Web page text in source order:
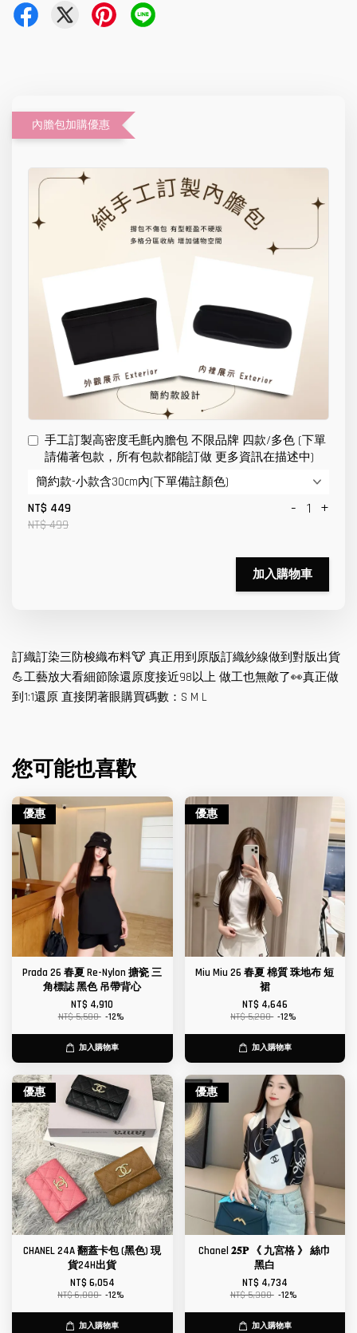
內膽包加購優惠
手工訂製高密度毛氈內膽包 不限品牌 四款/多色 (下單
請備著包款，所有包款都能訂做 更多資訊在描述中)
NT$ 449
NT$ 499
- +
加入購物車
訂織訂染三防梭織布料🐮 真正用到原版訂織紗線做到對版出貨
💪工藝放大看細節除還原度接近98以上 做工也無敵了👀真正做
到1:1還原 直接閉著眼購買碼數：S M L
您可能也喜歡
優惠
Prada 26 春夏 Re-Nylon 搪瓷 三
角標誌 黑色 吊帶背心
NT$ 4,910
NT$ 5,580 -12%
加入購物車
優惠
Miu Miu 26 春夏 棉質 珠地布 短
裙
NT$ 4,646
NT$ 5,280 -12%
加入購物車
優惠
CHANEL 24A 翻蓋卡包 (黑色) 現
貨24H出貨
NT$ 6,054
NT$ 6,880 -12%
加入購物車
優惠
Chanel 𝟐𝟓𝐏 《 九宮格 》 絲巾
黑白
NT$ 4,734
NT$ 5,380 -12%
加入購物車